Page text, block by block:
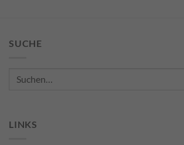
SUCHE
Suche
LINKS